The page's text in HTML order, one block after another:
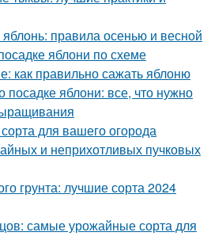
правила осенью и весной
яблони по схеме
как правильно сажать яблоню
посадке яблони: все, что нужно
для вашего огорода
и неприхотливых пучковых
грунта: лучшие сорта 2024
самые урожайные сорта для